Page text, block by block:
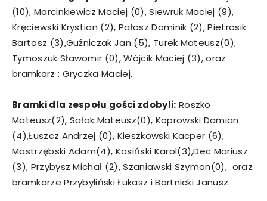
(10), Marcinkiewicz Maciej (0), Siewruk Maciej (9),
Kręciewski Krystian (2), Pałasz Dominik (2), Pietrasik
Bartosz (3),Guźniczak Jan (5), Turek Mateusz(0),
Tymoszuk Sławomir (0), Wójcik Maciej (3), oraz
bramkarz : Gryczka Maciej.
Bramki dla zespołu gości zdobyli: Roszko
Mateusz(2), Sałak Mateusz(0), Koprowski Damian
(4),Łuszcz Andrzej (0), Kieszkowski Kacper (6),
Mastrzębski Adam(4), Kosiński Karol(3),Dec Mariusz
(3), Przybysz Michał (2), Szaniawski Szymon(0), oraz
bramkarze Przybyliński Łukasz i Bartnicki Janusz.